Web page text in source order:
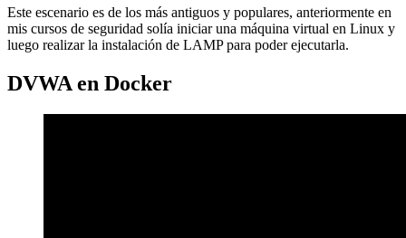
Este escenario es de los más antiguos y populares, anteriormente en
mis cursos de seguridad solía iniciar una máquina virtual en Linux y
luego realizar la instalación de LAMP para poder ejecutarla.
DVWA en Docker